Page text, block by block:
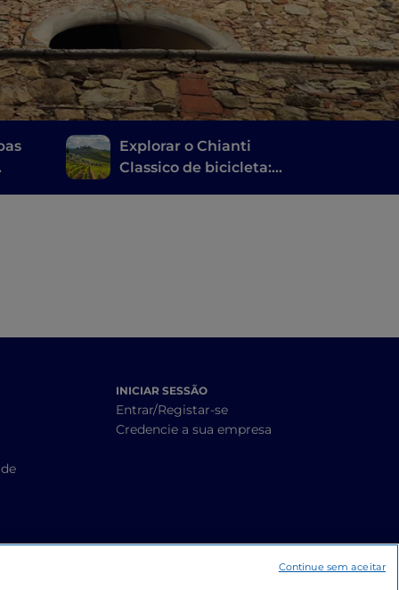
Explorar o Chianti
Classico de bicicleta:
INICIAR SESSÃO
Entrar/Registar-se
Credencie a sua empresa
Continue sem aceitar